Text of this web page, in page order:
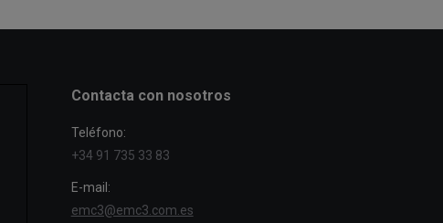
Contacta con nosotros
Teléfono:
+34 91 735 33 83
E-mail:
emc3@emc3.com.es